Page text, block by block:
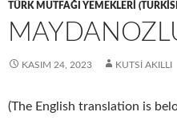
TÜRK MUTFAĞI YEMEKLERI
KASIM 24, 2023 KUTSI AKILLI
(The English translation is